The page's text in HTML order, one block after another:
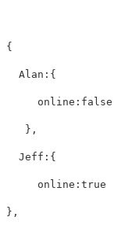
{
Alan :{
online : false
},
Jeff :{
online : true
},